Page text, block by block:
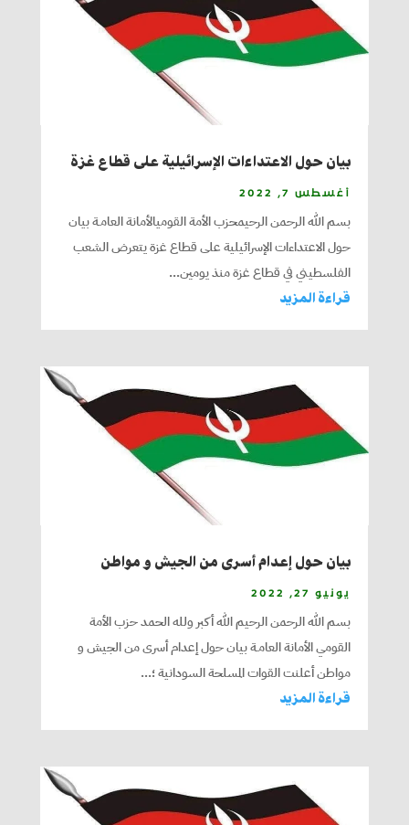
بيان حول الاعتداءات الإسرائيلية على قطاع غزة
أغسطس 7, 2022
بسم الله الرحمن الرحيمحزب الأمة القوميالأمانة العامـة بيان
حول الاعتداءات الإسرائيلية على قطاع غزة يتعرض الشعب
الفلسطيني في قطاع غزة منذ يومين...
قراءة المزيد
بيان حول إعدام أسرى من الجيش و مواطن
يونيو 27, 2022
بسم الله الرحمن الرحيم الله أكبر ولله الحمد حزب الأمة
القومي الأمانة العامـة بيان حول إعدام أسرى من الجيش و
مواطن أعلنت القوات المسلحة السودانية ؛...
قراءة المزيد